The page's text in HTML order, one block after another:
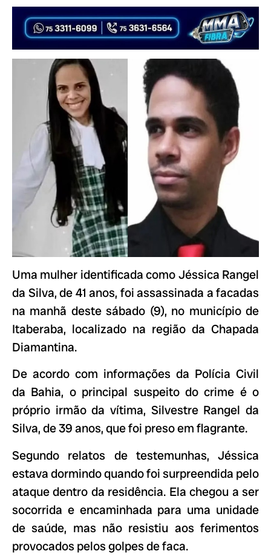
Uma mulher identificada como Jéssica Rangel
da Silva, de 41 anos, foi assassinada a facadas
na manhã deste sábado (9), no município de
Itaberaba, localizado na região da Chapada
Diamantina.
De acordo com informações da Polícia Civil
da Bahia, o principal suspeito do crime é o
próprio irmão da vítima, Silvestre Rangel da
Silva, de 39 anos, que foi preso em flagrante.
Segundo relatos de testemunhas, Jéssica
estava dormindo quando foi surpreendida pelo
ataque dentro da residência. Ela chegou a ser
socorrida e encaminhada para uma unidade
de saúde, mas não resistiu aos ferimentos
provocados pelos golpes de faca.